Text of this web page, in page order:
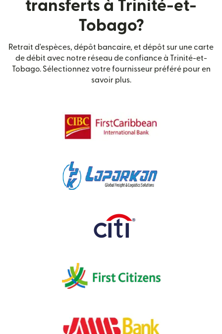
transferts à Trinité-et-
Tobago?
Retrait d'espèces, dépôt bancaire, et dépôt sur une carte
de débit avec notre réseau de confiance à Trinité-et-
Tobago. Sélectionnez votre fournisseur préféré pour en
savoir plus.